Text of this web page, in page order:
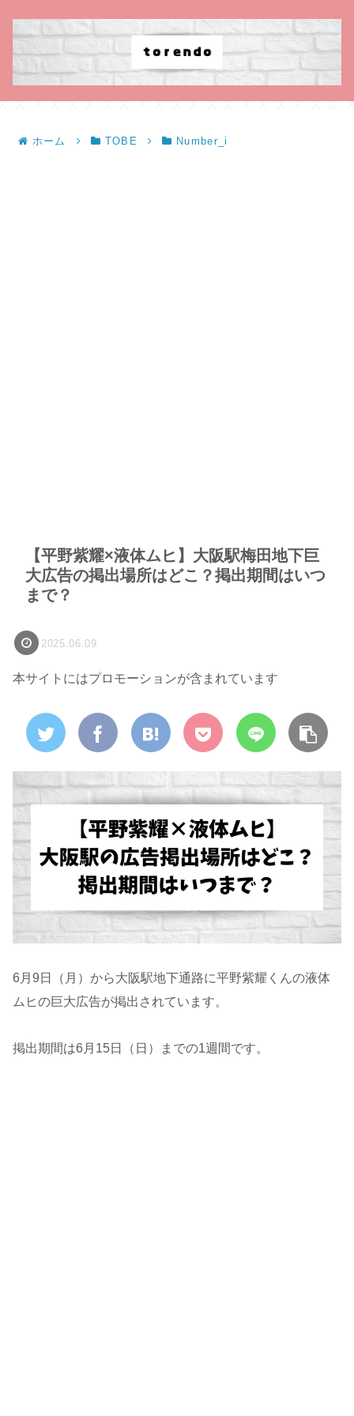
ホーム TOBE Number_i
【平野紫耀×液体ムヒ】大阪駅梅田地下巨
大広告の掲出場所はどこ？掲出期間はいつ
まで？
2025.06.09
本サイトにはプロモーションが含まれています
6月9日（月）から大阪駅地下通路に平野紫耀くんの液体
ムヒの巨大広告が掲出されています。
掲出期間は6月15日（日）までの1週間です。